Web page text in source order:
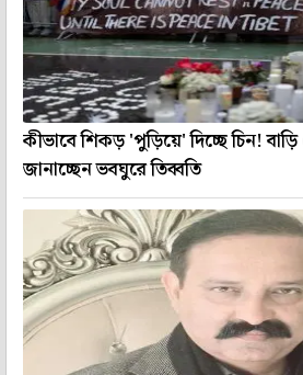
কীভাবে শিকড় 'পুড়িয়ে' দিচ্ছে চিন!
জানাচ্ছেন ভবঘুরে তিব্বতি